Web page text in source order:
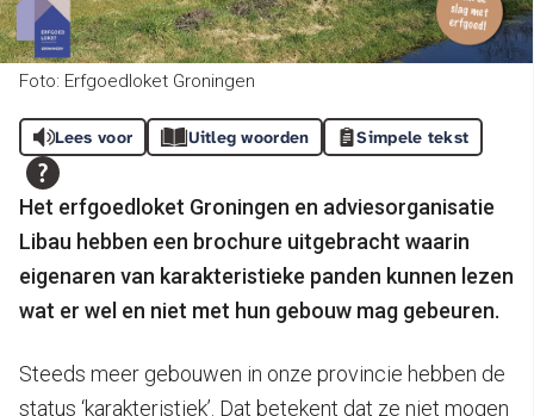
Foto: Erfgoedloket Groningen
Lees voor Uitleg woorden Simpele tekst
Het erfgoedloket Groningen en adviesorganisatie
Libau hebben een brochure uitgebracht waarin
eigenaren van karakteristieke panden kunnen lezen
wat er wel en niet met hun gebouw mag gebeuren.
Steeds meer gebouwen in onze provincie hebben de
status ‘karakteristiek’. Dat betekent dat ze niet mogen